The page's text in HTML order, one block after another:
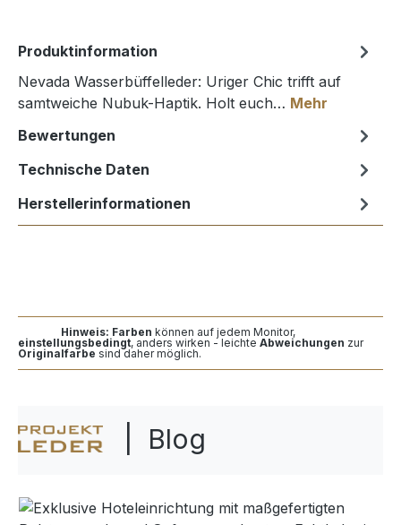
Produktinformation
Nevada Wasserbüffelleder: Uriger Chic trifft auf
samtweiche Nubuk-Haptik. Holt euch… Mehr
Bewertungen
Technische Daten
Herstellerinformationen
Hinweis: Farben können auf jedem Monitor,
einstellungsbedingt, anders wirken - leichte Abweichungen zur
Originalfarbe sind daher möglich.
| Blog